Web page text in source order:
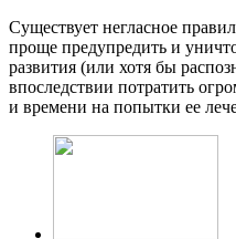
Существует негласное
проще предупредить и
развития (или хотя бы
впоследствии потратить
и времени на попытки ее